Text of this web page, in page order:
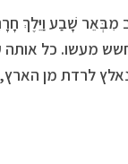
מִבְּאֵר שָׁבַע וַיֵּלֶךְ
מעשו. כל אותה
לרדת מן